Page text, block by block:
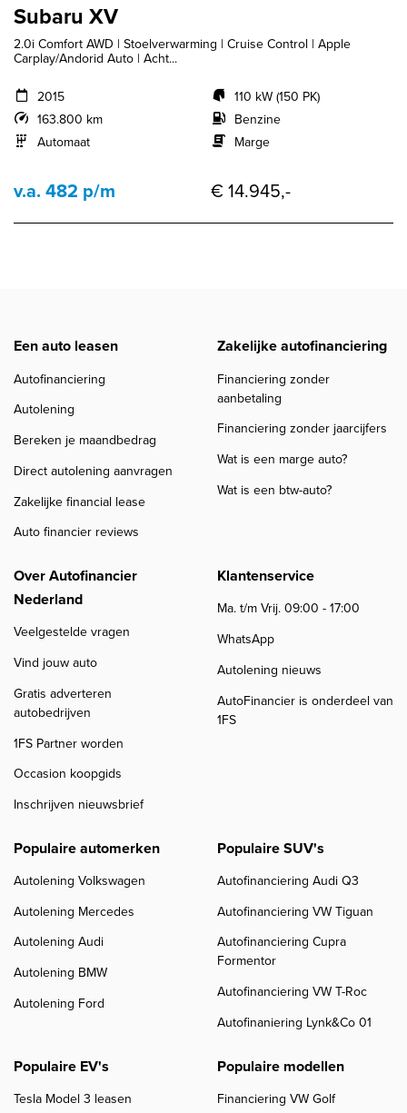
Subaru XV
2.0i Comfort AWD | Stoelverwarming | Cruise Control | Apple
Carplay/Andorid Auto | Acht...
2015
163.800 km
Automaat
110 kW (150 PK)
Benzine
Marge
v.a. 482 p/m € 14.945,-
Een auto leasen
Autofinanciering
Autolening
Bereken je maandbedrag
Direct autolening aanvragen
Zakelijke financial lease
Auto financier reviews
Zakelijke autofinanciering
Financiering zonder
aanbetaling
Financiering zonder jaarcijfers
Wat is een marge auto?
Wat is een btw-auto?
Over Autofinancier
Nederland
Veelgestelde vragen
Vind jouw auto
Gratis adverteren
autobedrijven
1FS Partner worden
Occasion koopgids
Inschrijven nieuwsbrief
Klantenservice
Ma. t/m Vrij. 09:00 - 17:00
WhatsApp
Autolening nieuws
AutoFinancier is onderdeel van
1FS
Populaire automerken
Autolening Volkswagen
Autolening Mercedes
Autolening Audi
Autolening BMW
Autolening Ford
Populaire SUV's
Autofinanciering Audi Q3
Autofinanciering VW Tiguan
Autofinanciering Cupra
Formentor
Autofinanciering VW T-Roc
Autofinaniering Lynk&Co 01
Populaire EV's
Tesla Model 3 leasen
Populaire modellen
Financiering VW Golf